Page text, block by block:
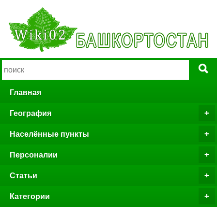
Главная
География
Населённые пункты
Персоналии
Статьи
Категории